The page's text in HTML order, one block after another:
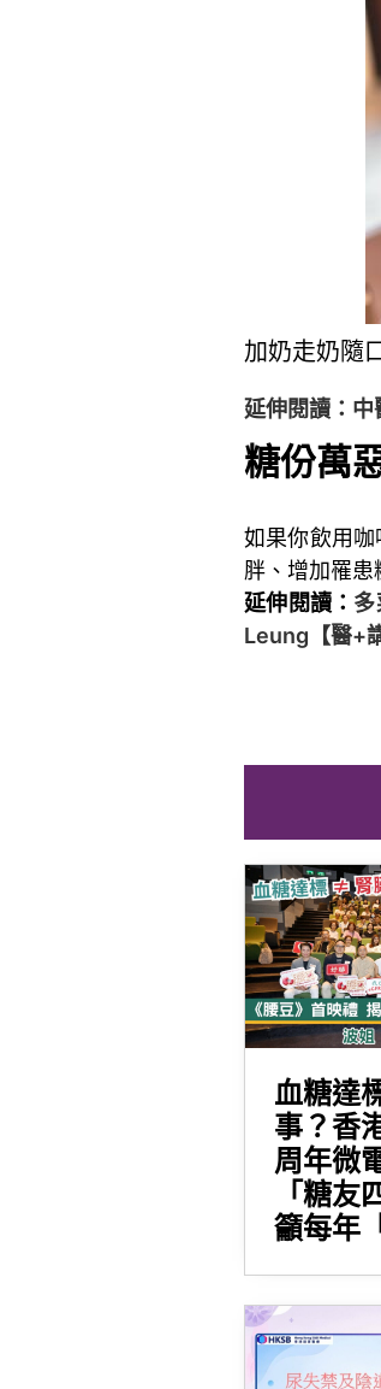
加奶走奶隨
延伸閱讀：
糖份萬
如果你飲用
胖、增加罹患
延伸閱讀：
Leung【醫+
血糖達
事？香
周年微
「糖友
籲每年